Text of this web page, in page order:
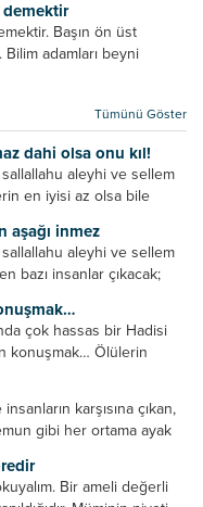
özetler misin sorusuna
bir o...
demektir
Başın ön üst
Bilim adamları beyni
bölüme ön bellek
Tümünü Göster
dahi olsa onu kıl!
aleyhi ve sellem
en iyisi az olsa bile
kul ile Allah arasındaki bir
aşağı inmez
aleyhi ve sellem
bazı insanlar çıkacak;
oruçlarını görünce
Onların
amellerinizi
çok hassas bir Hadisi
konuşmak… Ölülerin
günah ve kusurlarını
fayda da vermez....
karşısına çıkan,
gibi her ortama ayak
yanında mümin gibi
Bir ameli değerli